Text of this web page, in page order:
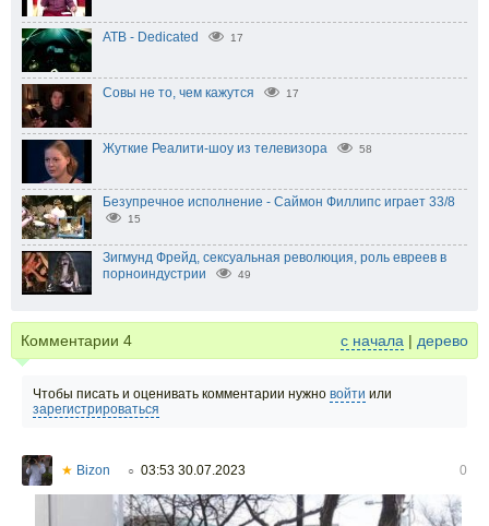
ATB - Dedicated 17
Совы не то, чем кажутся 17
Жуткие Реалити-шоу из телевизора 58
Безупречное исполнение - Саймон Филлипс играет 33/8
15
Зигмунд Фрейд, сексуальная революция, роль евреев в
порноиндустрии
49
Комментарии 4 с начала | дерево
Чтобы писать и оценивать комментарии нужно войти или
зарегистрироваться
★ Bizon ○ 03:53 30.07.2023 0